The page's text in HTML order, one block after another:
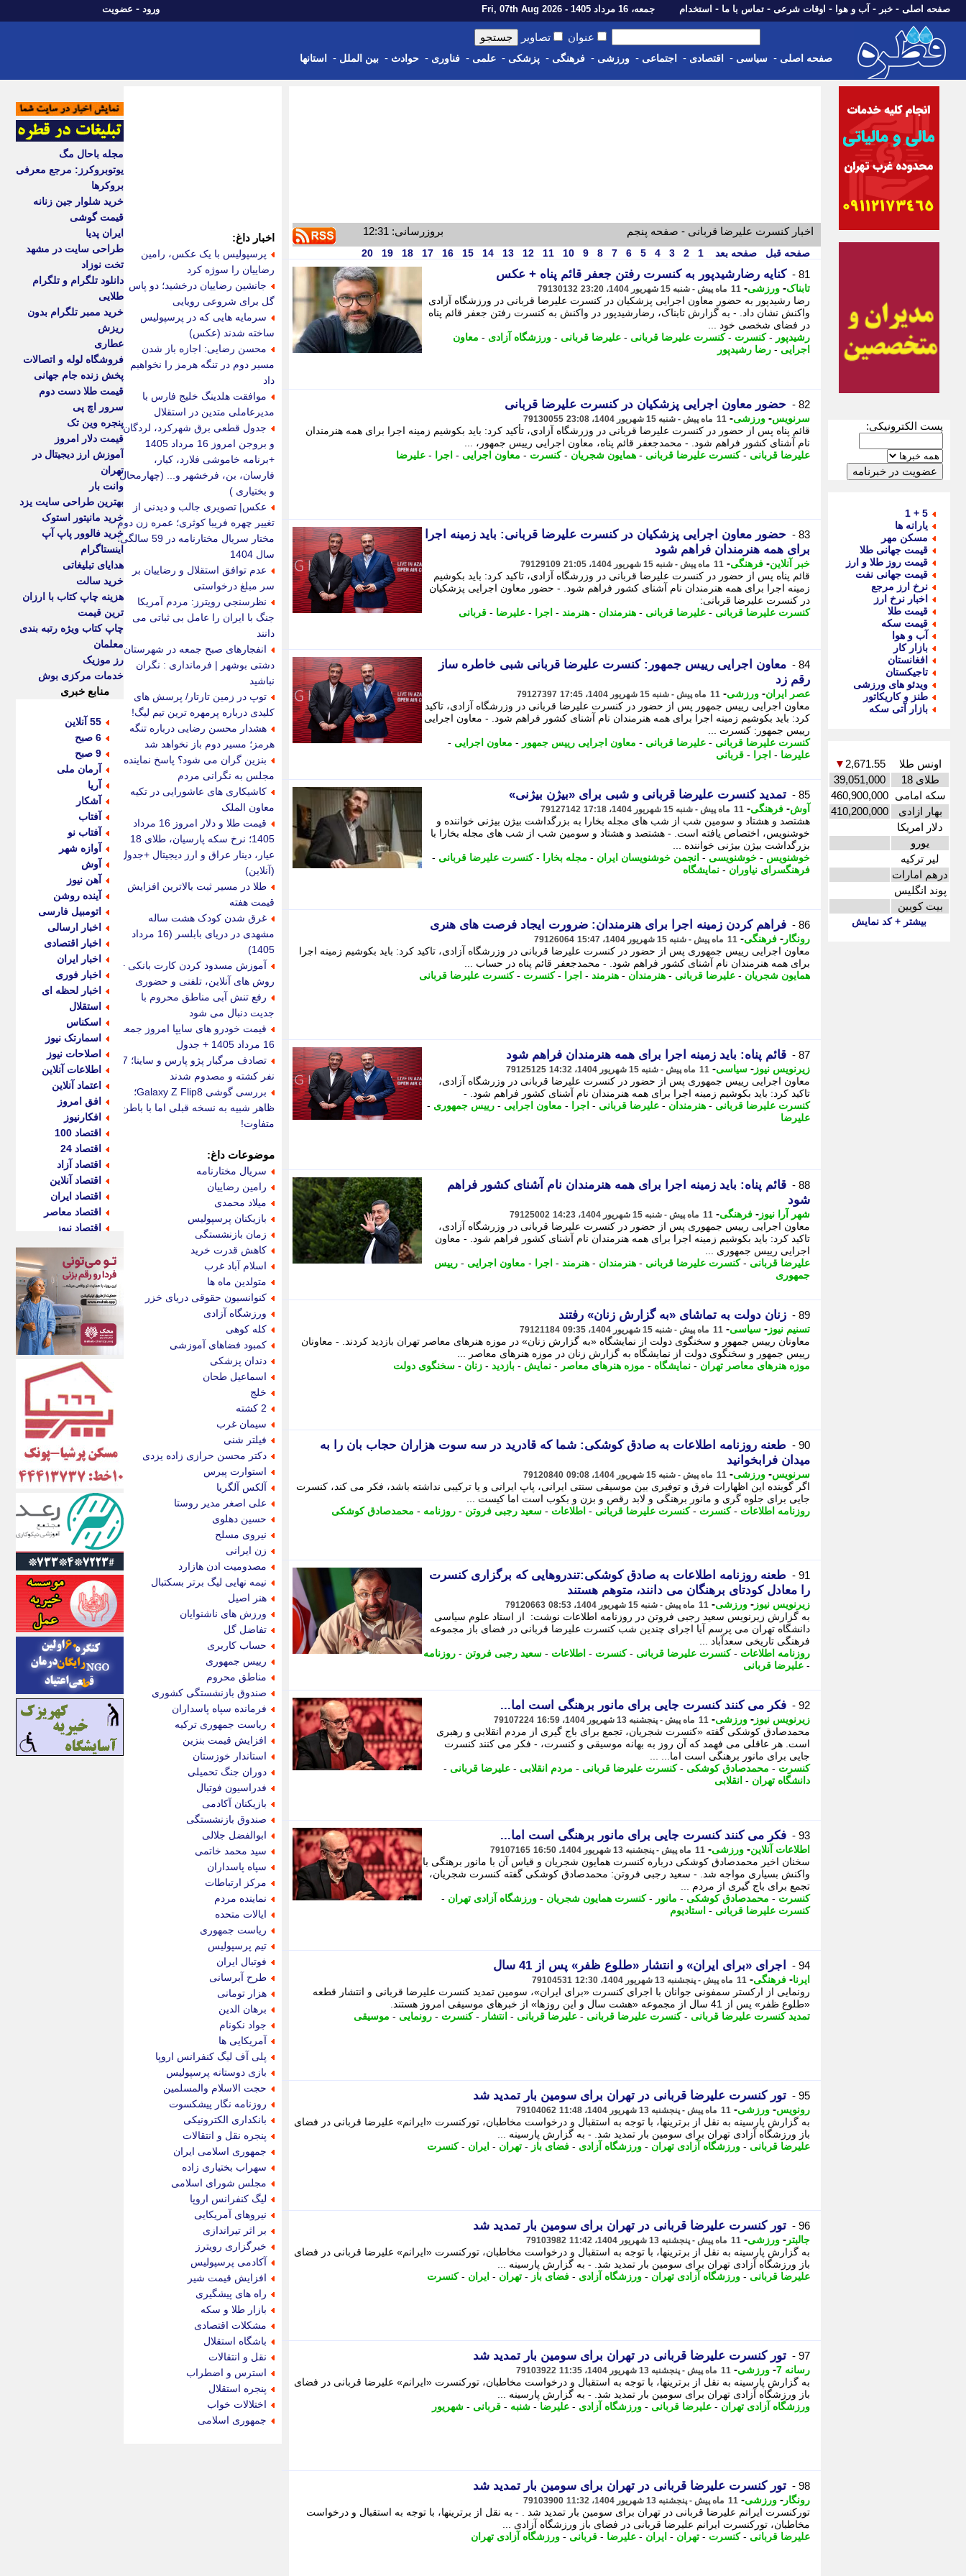
صفحه اصلی - خبر - آب و هوا - اوقات شرعی - تماس با ما - استخدام جمعه، 16 مرداد 1405 - Fri, 07th Aug 2026 ورود - عضویت
عنوان تصاویر
صفحه اصلی - سیاسی - اقتصادی - اجتماعی - ورزشی - فرهنگی - پزشکی - علمی - فناوری - حوادث - بین الملل - استانها
پست الکترونیکی:
5 + 1
یارانه ها
مسکن مهر
قیمت جهانی طلا
قیمت روز طلا و ارز
قیمت جهانی نفت
نرخ ارز مرجع
اخبار نرخ ارز
قیمت طلا
قیمت سکه
آب و هوا
بازار کار
افغانستان
تاجیکستان
ویدئو های ورزشی
طنز و کاریکاتور
بازار آتی سکه
اونس طلا 2,671.55
▼
طلای 18
39,051,000
سکه امامی 460,900,000
بهار ازادی
410,200,000
دلار امریکا
یورو
لیر ترکیه
درهم امارات
پوند انگلیس
بیت کویین
بیشتر + کد نمایش
اخبار کنسرت علیرضا قربانی - صفحه پنجم بروزرسانی: 12:31
صفحه قبل صفحه بعد 1
2
3
4
5
6
7
8
9
10
11
12
13
14
15
16
17
18
19
20
81 - کنایه رضارشیدپور به کنسرت رفتن جعفر قائم پناه + عکس
تابناک- ورزشی- 11 ماه پیش - شنبه 15 شهریور 1404، 23:20 79130132
رضا رشیدپور به حضور معاون اجرایی پزشکیان در کنسرت علیرضا قربانی در ورزشگاه آزادی
واکنش نشان داد. - به گزارش تابناک، رضارشیدپور در واکنش به کنسرت رفتن جعفر قائم پناه
در فضای شخصی خود ...
رشیدپور -کنسرت -کنسرت علیرضا قربانی - علیرضا قربانی - ورزشگاه آزادی - معاون
اجرایی - رضا رشیدپور
82 - حضور معاون اجرایی پزشکیان در کنسرت علیرضا قربانی
سرنویس- ورزشی- 11 ماه پیش - شنبه 15 شهریور 1404، 23:08 79130055
قائم پناه پس از حضور در کنسرت علیرضا قربانی در وزرشگاه آزادی، تأکید کرد: باید بکوشیم زمینه اجرا برای همه هنرمندان
نام آشنای کشور فراهم شود. - محمدجعفر قائم پناه، معاون اجرایی رییس جمهور، ...
علیرضا قربانی -کنسرت علیرضا قربانی - همایون شجریان -کنسرت - معاون اجرایی - اجرا - علیرضا
83 -
حضور معاون اجرایی پزشکیان در کنسرت علیرضا قربانی: باید زمینه اجرا
برای همه هنرمندان فراهم شود
خبر آنلاین- فرهنگی- 11 ماه پیش - شنبه 15 شهریور 1404، 21:05 79129109
قائم پناه پس از حضور در کنسرت علیرضا قربانی در وزرشگاه آزادی، تاکید کرد: باید بکوشیم
زمینه اجرا برای همه هنرمندان نام آشنای کشور فراهم شود. - حضور معاون اجرایی پزشکیان
در کنسرت علیرضا قربانی:
کنسرت علیرضا قربانی - علیرضا قربانی - هنرمندان - هنرمند - اجرا - علیرضا - قربانی
84 -
معاون اجرایی رییس جمهور: کنسرت علیرضا قربانی شبی خاطره ساز
رقم زد
عصر ایران- ورزشی- 11 ماه پیش - شنبه 15 شهریور 1404، 17:45 79127397
معاون اجرایی رییس جمهور پس از حضور در کنسرت علیرضا قربانی در وزرشگاه آزادی، تاکید
کرد: باید بکوشیم زمینه اجرا برای همه هنرمندان نام آشنای کشور فراهم شود. - معاون اجرایی
رییس جمهور: کنسرت ...
کنسرت علیرضا قربانی - علیرضا قربانی - معاون اجرایی رییس جمهور - معاون اجرایی -
علیرضا - اجرا - قربانی
85 - تمدید کنسرت علیرضا قربانی و شبی برای «بیژن بیژنی»
آوش- فرهنگی- 11 ماه پیش - شنبه 15 شهریور 1404، 17:18 79127142
هشتصد و هشتاد و سومین شب از شب های مجله بخارا به بزرگداشت بیژن بیژنی خواننده و
خوشنویس، اختصاص یافته است. - هشتصد و هشتاد و سومین شب از شب های مجله بخارا با
بزرگداشت بیژن بیژنی خواننده ...
خوشنویس - خوشنویسی - انجمن خوشنویسان ایران - مجله بخارا -کنسرت علیرضا قربانی -
فرهنگسرای نیاوران - نمایشگاه
86 - فراهم کردن زمینه اجرا برای هنرمندان: ضرورت ایجاد فرصت های هنری
رونگار - فرهنگی- 11 ماه پیش - شنبه 15 شهریور 1404، 15:47 79126064
معاون اجرایی رییس جمهوری پس از حضور در کنسرت علیرضا قربانی در وزرشگاه آزادی، تاکید کرد: باید بکوشیم زمینه اجرا
برای همه هنرمندان نام آشنای کشور فراهم شود. - محمدجعفر قائم پناه در حساب ...
همایون شجریان - علیرضا قربانی - هنرمندان - هنرمند - اجرا -کنسرت -کنسرت علیرضا قربانی
87 - قائم پناه: باید زمینه اجرا برای همه هنرمندان فراهم شود
زیرنویس نیوز - سیاسی- 11 ماه پیش - شنبه 15 شهریور 1404، 14:32 79125125
معاون اجرایی رییس جمهوری پس از حضور در کنسرت علیرضا قربانی در وزرشگاه آزادی،
تاکید کرد: باید بکوشیم زمینه اجرا برای همه هنرمندان نام آشنای کشور فراهم شود. -
کنسرت علیرضا قربانی - هنرمندان - علیرضا قربانی - اجرا - معاون اجرایی - رییس جمهوری -
علیرضا
88 -
قائم پناه: باید زمینه اجرا برای همه هنرمندان نام آشنای کشور فراهم
شود
شهر آرا نیوز - فرهنگی- 11 ماه پیش - شنبه 15 شهریور 1404، 14:23 79125002
معاون اجرایی رییس جمهوری پس از حضور در کنسرت علیرضا قربانی در وزرشگاه آزادی،
تاکید کرد: باید بکوشیم زمینه اجرا برای همه هنرمندان نام آشنای کشور فراهم شود. - معاون
اجرایی رییس جمهوری ...
علیرضا قربانی -کنسرت علیرضا قربانی - هنرمندان - هنرمند - اجرا - معاون اجرایی - رییس
جمهوری
89 - زنان دولت به تماشای «به گزارش زنان» رفتند
تسنیم نیوز - سیاسی- 11 ماه پیش - شنبه 15 شهریور 1404، 09:35 79121184
معاونان رییس جمهور و سخنگوی دولت از نمایشگاه «به گزارش زنان» در موزه هنرهای معاصر تهران بازدید کردند. - معاونان
رییس جمهور و سخنگوی دولت از نمایشگاه به گزارش زنان در موزه هنرهای معاصر ...
موزه هنرهای معاصر تهران - نمایشگاه - موزه هنرهای معاصر - نمایش - بازدید - زنان - سخنگوی دولت
90 -
طعنه روزنامه اطلاعات به صادق کوشکی: شما که قادرید در سه سوت هزاران حجاب بان را به
میدان فرابخوانید
سرنویس- ورزشی- 11 ماه پیش - شنبه 15 شهریور 1404، 09:08 79120840
اگر گوینده این اظهارات فرق و توفیری بین موسیقی سنتی ایرانی، پاپ ایرانی و یا ترکیبی نداشته باشد، فکر می کند، کنسرت
جایی برای جلوه گری و مانور برهنگی و لابد رقص و بزن و بکوب است اما کیست ...
روزنامه اطلاعات -کنسرت -کنسرت علیرضا قربانی - اطلاعات - سعید رجبی فروتن - روزنامه - محمدصادق کوشکی
91 -
طعنه روزنامه اطلاعات به صادق کوشکی:تندروهایی که برگزاری کنسرت
را معادل کودتای برهنگان می دانند، متوهم هستند
زیرنویس نیوز - ورزشی- 11 ماه پیش - شنبه 15 شهریور 1404، 08:53 79120663
به گزارش زیرنویس سعید رجبی فروتن در روزنامه اطلاعات نوشت: از استاد علوم سیاسی
دانشگاه تهران می پرسم آیا اجرای چندین شب کنسرت علیرضا قربانی در فضای باز مجموعه
فرهنگی تاریخی سعدآباد ...
روزنامه اطلاعات -کنسرت علیرضا قربانی -کنسرت - اطلاعات - سعید رجبی فروتن - روزنامه
- علیرضا قربانی
92 - فکر می کنند کنسرت جایی برای مانور برهنگی است اما...
زیرنویس نیوز - ورزشی- 11 ماه پیش - پنجشنبه 13 شهریور 1404، 16:59 79107224
محمدصادق کوشکی گفته «کنسرت شجریان، تجمع برای باج گیری از مردم انقلابی و رهبری
است. هر عاقلی می فهمد که آن روز به بهانه موسیقی و کنسرت، - فکر می کنند کنسرت
جایی برای مانور برهنگی است اما... ...
کنسرت - محمدصادق کوشکی -کنسرت علیرضا قربانی - مردم انقلابی - علیرضا قربانی -
دانشگاه تهران - انقلابی
93 - فکر می کنند کنسرت جایی برای مانور برهنگی است اما...
اطلاعات آنلاین- ورزشی- 11 ماه پیش - پنجشنبه 13 شهریور 1404، 16:50 79107165
سخنان اخیر محمدصادق کوشکی درباره کنسرت همایون شجریان و قیاس آن با مانور برهنگی با
واکنش بسیاری مواجه شد. - سعید رجبی فروتن: محمدصادق کوشکی گفته کنسرت شجریان،
تجمع برای باج گیری از مردم ...
کنسرت - محمدصادق کوشکی - مانور -کنسرت همایون شجریان - ورزشگاه آزادی تهران -
کنسرت علیرضا قربانی - استادیوم
94 - اجرای «برای ایران» و انتشار «طلوع ظفر» پس از 41 سال
ایرنا- فرهنگی- 11 ماه پیش - پنجشنبه 13 شهریور 1404، 12:30 79104531
رونمایی از ارکستر سمفونی جوانان با اجرای کنسرت «برای ایران»، سومین تمدید کنسرت علیرضا قربانی و انتشار قطعه
«طلوع ظفر» پس از 41 سال از مجموعه «هشت سال و این روزها» از خبرهای موسیقی امروز هستند.
تمدید کنسرت علیرضا قربانی -کنسرت علیرضا قربانی - علیرضا قربانی - انتشار -کنسرت - رونمایی - موسیقی
95 - تور کنسرت علیرضا قربانی در تهران برای سومین بار تمدید شد
رونویس- ورزشی- 11 ماه پیش - پنجشنبه 13 شهریور 1404، 11:48 79104062
به گزارش پارسینه به نقل از برترینها، با توجه به استقبال و درخواست مخاطبان، تورکنسرت «ایرانم» علیرضا قربانی در فضای
باز ورزشگاه آزادی تهران برای سومین بار تمدید شد. - به گزارش پارسینه ...
علیرضا قربانی - ورزشگاه آزادی تهران - ورزشگاه آزادی - فضای باز - تهران - ایران -کنسرت
96 - تور کنسرت علیرضا قربانی در تهران برای سومین بار تمدید شد
جالبتر - ورزشی- 11 ماه پیش - پنجشنبه 13 شهریور 1404، 11:42 79103982
به گزارش پارسینه به نقل از برترینها، با توجه به استقبال و درخواست مخاطبان، تورکنسرت «ایرانم» علیرضا قربانی در فضای
باز ورزشگاه آزادی تهران برای سومین بار تمدید شد. - به گزارش پارسینه ...
علیرضا قربانی - ورزشگاه آزادی تهران - ورزشگاه آزادی - فضای باز - تهران - ایران -کنسرت
97 - تور کنسرت علیرضا قربانی در تهران برای سومین بار تمدید شد
رسانه 7 - ورزشی- 11 ماه پیش - پنجشنبه 13 شهریور 1404، 11:35 79103922
به گزارش پارسینه به نقل از برترینها، با توجه به استقبال و درخواست مخاطبان، تورکنسرت «ایرانم» علیرضا قربانی در فضای
باز ورزشگاه آزادی تهران برای سومین بار تمدید شد. - به گزارش پارسینه ...
ورزشگاه آزادی تهران - علیرضا قربانی - ورزشگاه آزادی - علیرضا - شنبه - قربانی - شهریور
98 - تور کنسرت علیرضا قربانی در تهران برای سومین بار تمدید شد
رونگار - ورزشی- 11 ماه پیش - پنجشنبه 13 شهریور 1404، 11:32 79103900
تورکنسرت ایرانم علیرضا قربانی در تهران برای سومین بار تمدید شد . - به نقل از برترینها، با توجه به استقبال و درخواست
مخاطبان، تورکنسرت ایرانم علیرضا قربانی در فضای باز ورزشگاه آزادی ...
علیرضا قربانی -کنسرت - تهران - ایران - علیرضا - قربانی - ورزشگاه آزادی تهران
اخبار داغ:
پرسپولیس با یک عکس، رامین
رضاییان را سوژه کرد
جانشین رضاییان درخشید؛ دو پاس
گل برای شروعی رویایی
سرمایه هایی که در پرسپولیس
ساخته شدند (عکس)
محسن رضایی: اجازه باز شدن
مسیر دوم در تنگه هرمز را نخواهیم
داد
موافقت هلدینگ خلیج فارس با
مدیرعاملی متدین در استقلال
جدول قطعی برق شهرکرد، لردگان
و بروجن امروز 16 مرداد 1405
+برنامه خاموشی فلارد، کیار،
فارسان، بن، فرخشهر و... (چهارمحال
و بختیاری )
عکس| تصویری جالب و دیدنی از
تغییر چهره فریبا کوثری؛ عمره زن دوم
مختار سریال مختارنامه در 59 سالگی؛
سال 1404
عدم توافق استقلال و رضاییان بر
سر مبلغ درخواستی
نظرسنجی رویترز: مردم آمریکا
جنگ با ایران را عامل بی ثباتی می
دانند
انفجارهای صبح جمعه در شهرستان
دشتی بوشهر | فرمانداری : نگران
نباشید
توپ در زمین تارتار/ پرسش های
کلیدی درباره پرمهره ترین تیم لیگ!
هشدار محسن رضایی درباره تنگه
هرمز؛ مسیر دوم باز نخواهد شد
بنزین گران می شود؟ پاسخ نماینده
مجلس به نگرانی مردم
کاشیکاری های عاشورایی در تکیه
معاون الملک
قیمت طلا و دلار امروز 16 مرداد
1405؛ نرخ سکه پارسیان، طلای 18
عیار، دینار عراق و ارز دیجیتال +جدول
(آنلاین)
طلا در مسیر ثبت بالاترین افزایش
قیمت هفته
غرق شدن کودک هشت ساله
مشهدی در دریای بابلسر (16 مرداد
1405)
آموزش مسدود کردن کارت بانکی +
روش های آنلاین، تلفنی و حضوری
رفع تنش آبی مناطق محروم با
جدیت دنبال می شود
قیمت خودرو های سایپا امروز جمعه
16 مرداد 1405 + جدول
تصادف مرگبار پژو پارس و ساینا؛ 7
نفر کشته و مصدوم شدند
بررسی گوشی Galaxy Z Flip8؛
ظاهر شبیه به نسخه قبلی اما با باطن
متفاوت!
موضوعات داغ:
سریال مختارنامه
رامین رضاییان
میلاد محمدی
بازیکنان پرسپولیس
زمان بازنشستگی
کاهش قدرت خرید
اسلام آباد غرب
متولدین ماه ها
کنوانسیون حقوقی دریای خزر
ورزشگاه آزادی
کله کوهی
کمبود فضاهای آموزشی
دندان پزشکی
اسماعیل طحان
خلج
2 کشته
سیمان غرب
فیلتر شنی
دکتر محسن حرازی زاده یزدی
استوارت پیرس
آلکس آلگریا
علی اصغر مدیر روستا
حسین دهلوی
نیروی مسلح
زن ایرانی
مصدومیت ادن هازارد
نیمه نهایی لیگ برتر بسکتبال
هنر اصیل
ورزش های ناشنوایان
تفاضل گل
حساب کاربری
رییس جمهوری
مناطق محروم
صندوق بازنشستگی کشوری
فرمانده سپاه پاسداران
ریاست جمهوری ترکیه
افزایش قیمت بنزین
استاندار خوزستان
دوران جنگ تحمیلی
فدراسیون فوتبال
بازیکنان آکادمی
صندوق بازنشستگی
ابوالفضل جلالی
سید محمد خاتمی
سپاه پاسداران
مرکز ارتباطات
نماینده مردم
ایالات متحده
ریاست جمهوری
تیم پرسپولیس
فوتبال ایران
طرح آبرسانی
هزار تومانی
برهان الدین
جواد نکونام
آمریکایی ها
پلی آف لیگ کنفرانس اروپا
بازی دوستانه پرسپولیس
حجت الاسلام والمسلمین
روزنامه نگار پیشکسوت
بانکداری الکترونیکی
پنجره نقل و انتقالات
جمهوری اسلامی ایران
سهراب بختیاری زاده
مجلس شورای اسلامی
لیگ کنفرانس اروپا
نیروهای آمریکایی
بر اثر تیراندازی
خبرگزاری رویترز
آکادمی پرسپولیس
افزایش قیمت شیر
راه های پیشگیری
بازار طلا و سکه
مشکلات اقتصادی
باشگاه استقلال
نقل و انتقالات
استرس و اضطراب
پنجره استقلال
اختلالات خواب
جمهوری اسلامی
مجله باحال مگ
یوتوبروکرز: مرجع معرفی
بروکرها
خرید شلوار جین زنانه
قیمت گوشی
ایران پدیا
طراحی سایت در مشهد
تخت نوزاد
دانلود تلگرام و تلگرام
طلایی
خرید ممبر تلگرام بدون
ریزش
عطاری
فروشگاه لوله و اتصالات
پخش زنده جام جهانی
قیمت طلا دست دوم
سرور اچ پی
پنجره وین تک
قیمت دلار امروز
آموزش ارز دیجیتال در
تهران
وانت بار
بهترین طراحی سایت یزد
خرید مانیتور استوک
خرید فالوور پاپ آپ
اینستاگرام
هدایای تبلیغاتی
خرید سالت
هزینه چاپ کتاب با ارزان
ترین قیمت
چاپ کتاب ویژه رتبه بندی
معلمان
رز موزیک
خدمات مرکزی بوش
منابع خبری
55 آنلاین
6 صبح
9 صبح
آرمان ملی
آریا
آشکار
آفتاب
آفتاب نو
آوازه شهر
آوش
آهن نیوز
آینده روشن
اتومبیل فارسی
اخبار ارسالی
اخبار اقتصادی
اخبار ایران
اخبار فوری
اخبار لحظه ای
استقلال
اسکناس
اسمارتک نیوز
اصلاحات نیوز
اطلاعات آنلاین
اعتماد آنلاین
افق امروز
افکارنیوز
اقتصاد 100
اقتصاد 24
اقتصاد آزاد
اقتصاد آنلاین
اقتصاد ایران
اقتصاد معاصر
اقتصاد نیوز
اکوفارس
اکونگار
اکونیوز
الف
انتشار آنلاین
اندیشه قرن
اندیشه معاصر
اندیشه ها
انرژی پرس
ای استخدام
ایتنا
ایراف
ایران آرت
ایران آنلاین
ایران زندگی
ایران فوری
ایرانی روز
ایرانیتال
ایرنا
ایسکانیوز
ایسنا
ایکنا
ایلنا
اینتیتر
ایونا نیوز
بازتاب آنلاین
باشگاه خبرنگاران
باغستان نیوز
بامبوک
ببین و بخون
بدینسان
بنکر